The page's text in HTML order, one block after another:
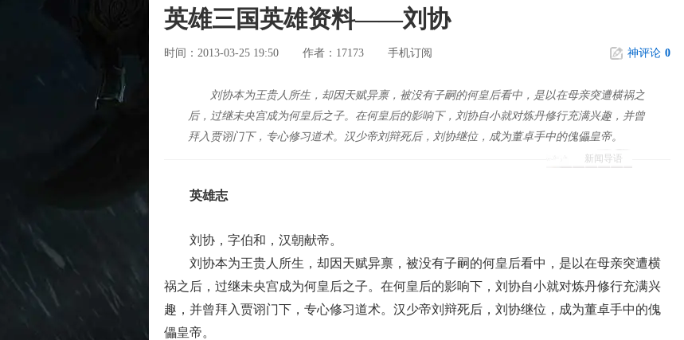
英雄三国英雄资料——刘协
时间：2013-03-25 19:50 作者： 17173 手机订阅 神评论 0
新闻导语
刘协本为王贵人所生，却因天赋异禀，被没有子嗣的何皇后看中，是以在母亲突遭横祸之
后，过继未央宫成为何皇后之子。在何皇后的影响下，刘协自小就对炼丹修行充满兴趣，并曾
拜入贾诩门下，专心修习道术。汉少帝刘辩死后，刘协继位，成为董卓手中的傀儡皇帝。
英雄志
刘协，字伯和，汉朝献帝。
刘协本为王贵人所生，却因天赋异禀，被没有子嗣的何皇后看中，是以在母亲突遭横
祸之后，过继未央宫成为何皇后之子。在何皇后的影响下，刘协自小就对炼丹修行充满兴
趣，并曾拜入贾诩门下，专心修习道术。汉少帝刘辩死后，刘协继位，成为董卓手中的傀
儡皇帝。